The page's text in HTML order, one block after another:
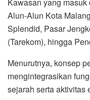
Alun-Alun Kota
Splendid, Pasar
(Tarekom), hingga
Menurutnya, konsep
mengintegrasikan
sejarah serta aktivitas